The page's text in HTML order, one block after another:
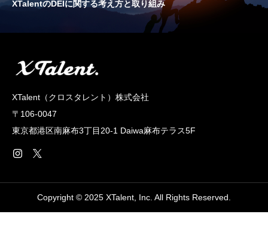
RECRUIT
お知らせ
COMPANY
XTalentのDEIに関する考え方と取り組み
XTalent（クロスタレント）株式会社
〒106-0047
東京都港区南麻布3丁目20‐1 Daiwa麻布テラス5F
Copyright © 2025 XTalent, Inc. All Rights Reserved.